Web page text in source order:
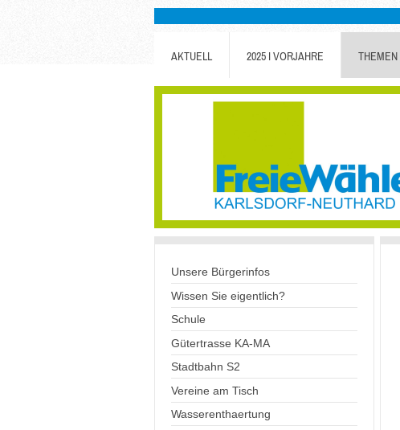
AKTUELL 2025 I VORJAHRE THEMEN
Unsere Bürgerinfos
Wissen Sie eigentlich?
Schule
Gütertrasse KA-MA
Stadtbahn S2
Vereine am Tisch
Wasserenthaertung